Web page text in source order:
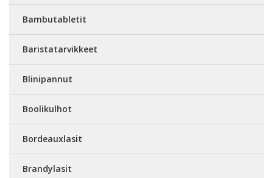
Bambutabletit
Baristatarvikkeet
Blinipannut
Boolikulhot
Bordeauxlasit
Brandylasit